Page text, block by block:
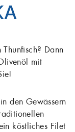
Dann
mit
den Gewässern
köstliches Filet